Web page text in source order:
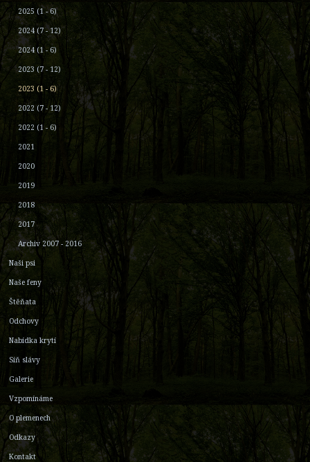
2025 (1 - 6)
2024 (7 - 12)
2024 (1 - 6)
2023 (7 - 12)
2023 (1 - 6)
2022 (7 - 12)
2022 (1 - 6)
2021
2020
2019
2018
2017
Archiv 2007 - 2016
Naši psi
Naše feny
Štěňata
Odchovy
Nabídka krytí
Síň slávy
Galerie
Vzpomínáme
O plemenech
Odkazy
Kontakt